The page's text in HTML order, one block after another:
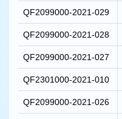
QF2099000-2021-029
QF2099000-2021-028
QF2099000-2021-027
QF2301000-2021-010
QF2099000-2021-026